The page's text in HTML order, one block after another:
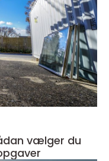
vælger du